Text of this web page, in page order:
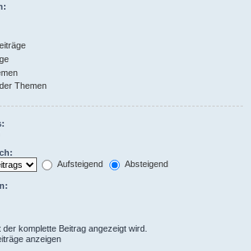
Themen
Aufsteigend
Absteigend
komplette Beitrag angezeigt wird.
anzeigen